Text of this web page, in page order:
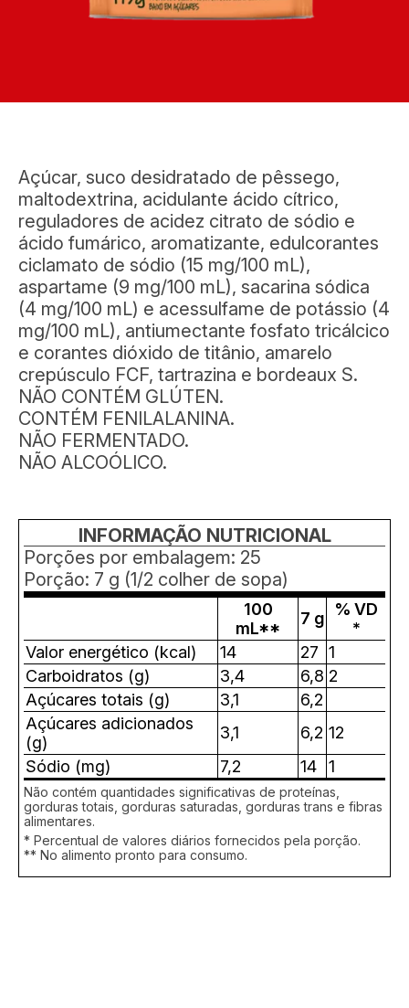
Açúcar, suco desidratado de pêssego,
maltodextrina, acidulante ácido cítrico,
reguladores de acidez citrato de sódio e
ácido fumárico, aromatizante, edulcorantes
ciclamato de sódio (15 mg/100 mL),
aspartame (9 mg/100 mL), sacarina sódica
(4 mg/100 mL) e acessulfame de potássio (4
mg/100 mL), antiumectante fosfato tricálcico
e corantes dióxido de titânio, amarelo
crepúsculo FCF, tartrazina e bordeaux S.
NÃO CONTÉM GLÚTEN.
CONTÉM FENILALANINA.
NÃO FERMENTADO.
NÃO ALCOÓLICO.
INFORMAÇÃO NUTRICIONAL
Porções por embalagem: 25
Porção: 7 g (1/2 colher de sopa)
100
mL**
7 g
% VD
*
Valor energético (kcal)
14 27 1
Carboidratos (g)
3,4 6,8 2
Açúcares totais (g)
3,1
6,2
Açúcares adicionados
(g)
3,1 6,2 12
Sódio (mg)
7,2 14 1
Não contém quantidades significativas de proteínas,
gorduras totais, gorduras saturadas, gorduras trans e fibras
alimentares.
* Percentual de valores diários fornecidos pela porção.
** No alimento pronto para consumo.